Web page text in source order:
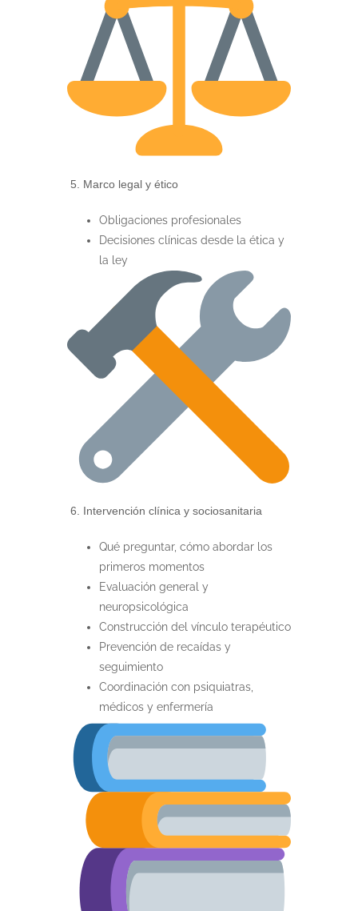
5. Marco legal y ético
Obligaciones profesionales
Decisiones clínicas desde la ética y
la ley
6. Intervención clínica y sociosanitaria
Qué preguntar, cómo abordar los
primeros momentos
Evaluación general y
neuropsicológica
Construcción del vínculo terapéutico
Prevención de recaídas y
seguimiento
Coordinación con psiquiatras,
médicos y enfermería